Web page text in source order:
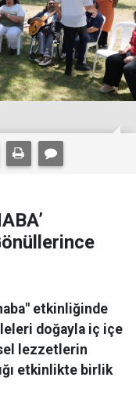
etkinliğinde
doğayla iç içe
lezzetlerin
etkinlikte birlik